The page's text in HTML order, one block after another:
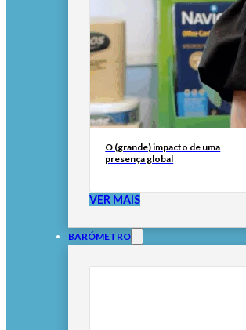
O (grande) impacto de uma
presença global
VER MAIS
BARÓMETRO